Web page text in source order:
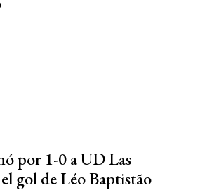
por 1-0 a UD Las
gol de Léo Baptistão